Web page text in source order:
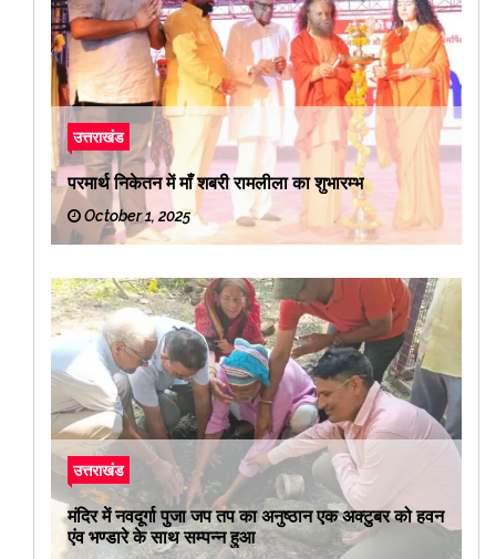
उत्तराखंड
परमार्थ निकेतन में माँ शबरी रामलीला का शुभारम्भ
October 1, 2025
उत्तराखंड
मंदिर में नवदूर्गा पुजा जप तप का अनुष्ठान एक अक्टुबर को हवन
एंव भण्डारे के साथ सम्पन्न हुआ